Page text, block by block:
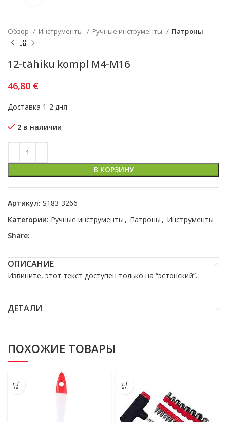
Обзор Инструменты Ручные инструменты Патроны
12-tähiku kompl M4-M16
46,80 €
Доставка 1-2 дня
2 в наличии
В КОРЗИНУ
Артикул: S183-3266
Категории: Ручные инструменты , Патроны , Инструменты
Share:
ОПИСАНИЕ
Извините, этот текст доступен только на “эстонский”.
ДЕТАЛИ
ПОХОЖИЕ ТОВАРЫ